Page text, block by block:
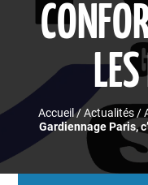
Accueil/Actualités /
Gardiennage Paris,